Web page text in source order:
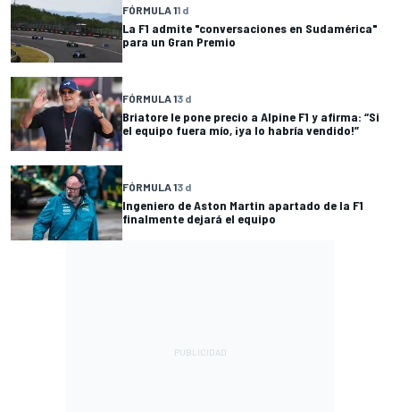
FÓRMULA 11 d
La F1 admite "conversaciones en Sudamérica"
para un Gran Premio
FÓRMULA 13 d
Briatore le pone precio a Alpine F1 y afirma: “Si
el equipo fuera mío, ¡ya lo habría vendido!”
FÓRMULA 13 d
Ingeniero de Aston Martin apartado de la F1
finalmente dejará el equipo